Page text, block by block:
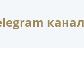
канал